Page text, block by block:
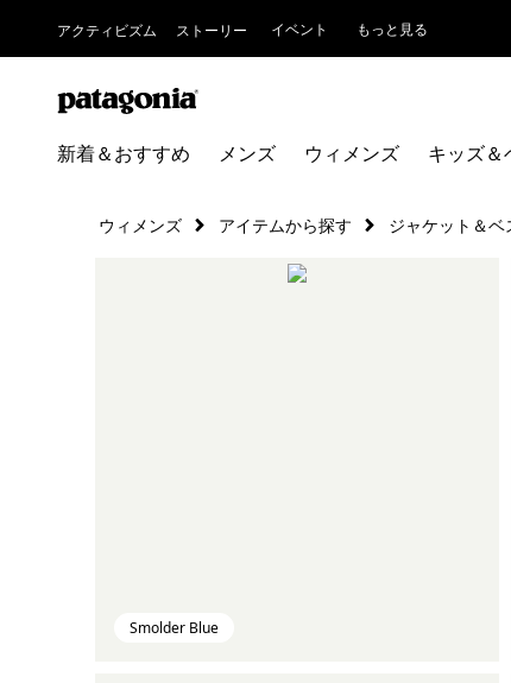
アクティビズム ストーリー イベント もっと見る
新着＆おすすめ メンズ ウィメンズ キッズ＆
ウィメンズ アイテムから探す ジャケット＆ベ
Smolder Blue